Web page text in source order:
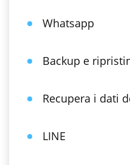
Whatsapp
Backup e
Recupera i dati
LINE